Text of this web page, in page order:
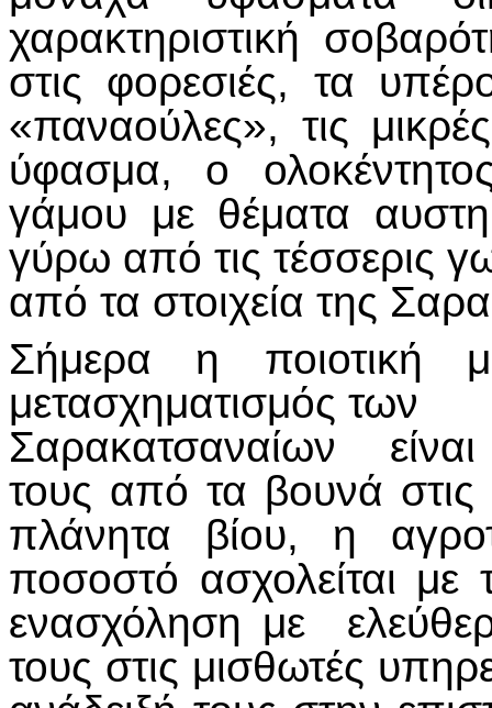
χαρακτηριστική
στις φορεσιές, τα
«παναούλες», τις
ύφασμα, ο
γάμου με θέματα
γύρω από τις τέσσερις
από τα στοιχεία της
Σήμερα η ποιοτική
μετασχηματισμός των
Σαρακατσαναίων
τους από τα βουνά
πλάνητα βίου, η
ποσοστό ασχολείται
ενασχόληση με
τους στις μισθωτές